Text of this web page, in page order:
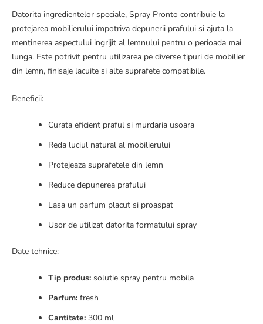
Datorita ingredientelor speciale, Spray Pronto contribuie la
protejarea mobilierului impotriva depunerii prafului si ajuta la
mentinerea aspectului ingrijit al lemnului pentru o perioada mai
lunga. Este potrivit pentru utilizarea pe diverse tipuri de mobilier
din lemn, finisaje lacuite si alte suprafete compatibile.
Beneficii:
Curata eficient praful si murdaria usoara
Reda luciul natural al mobilierului
Protejeaza suprafetele din lemn
Reduce depunerea prafului
Lasa un parfum placut si proaspat
Usor de utilizat datorita formatului spray
Date tehnice:
Tip produs: solutie spray pentru mobila
Parfum: fresh
Cantitate: 300 ml